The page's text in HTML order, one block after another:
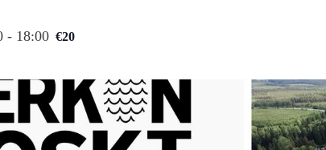
- 18:00 €20